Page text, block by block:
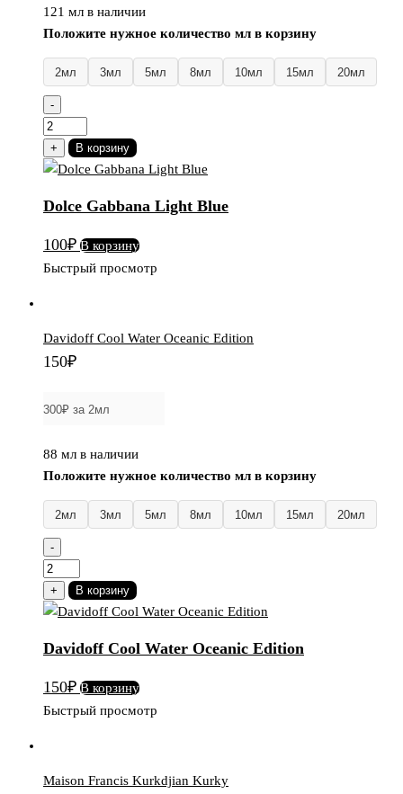
121 мл в наличии
Положите нужное количество мл в корзину
2мл 3мл 5мл 8мл 10мл 15мл 20мл
-
Количество
товара
Dolce
Light
+ В корзину
Dolce Gabbana Light Blue
100₽ В корзину
Быстрый просмотр
Davidoff Cool Water Oceanic Edition
150₽
88 мл в наличии
Положите нужное количество мл в корзину
2мл 3мл 5мл 8мл 10мл 15мл 20мл
-
Количество
товара
Davidoff
Water
Edition
+ В корзину
Davidoff Cool Water Oceanic Edition
150₽ В корзину
Быстрый просмотр
Maison Francis Kurkdjian Kurky